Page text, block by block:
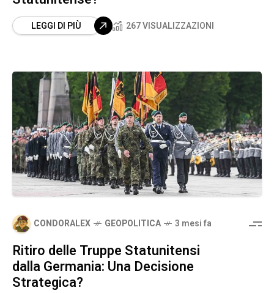
LEGGI DI PIÙ 267 VISUALIZZAZIONI
CONDORALEX GEOPOLITICA 3 mesi fa
Ritiro delle Truppe Statunitensi
dalla Germania: Una Decisione
Strategica?